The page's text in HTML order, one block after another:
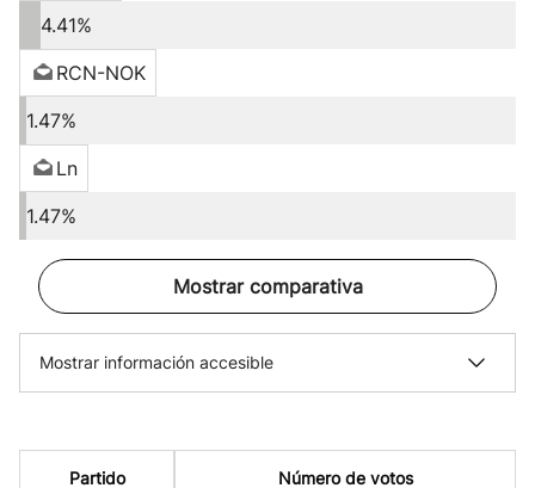
4.41%
RCN-NOK
1.47%
Ln
1.47%
Mostrar comparativa
Mostrar información accesible
Partido Número de votos